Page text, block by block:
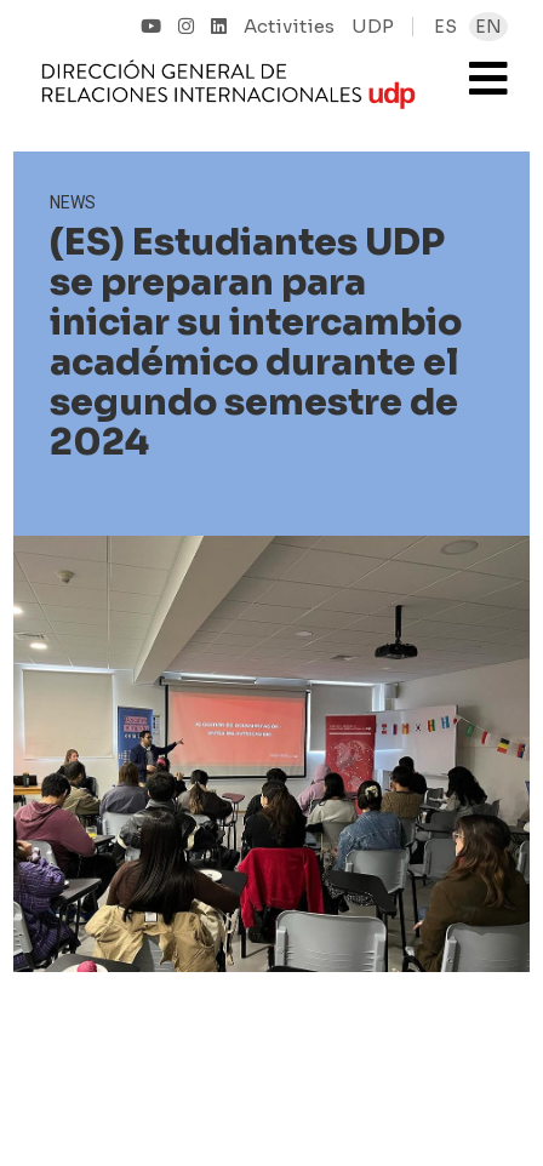
Activities UDP ES EN
NEWS
(ES) Estudiantes UDP
se preparan para
iniciar su intercambio
académico durante el
segundo semestre de
2024